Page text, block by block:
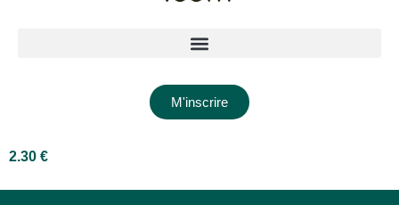
M'inscrire
2.30 €